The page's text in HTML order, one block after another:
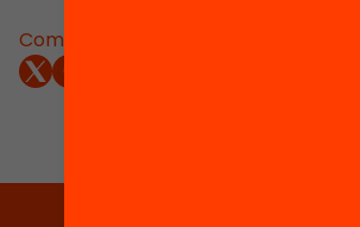
Comparteix: